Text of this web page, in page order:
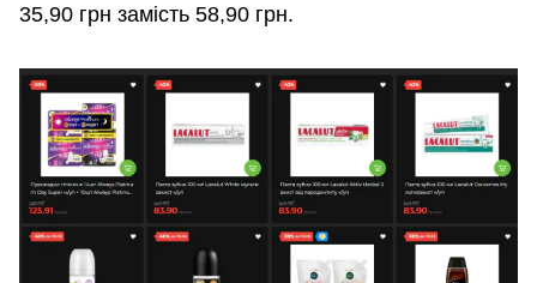
35,90 грн замість 58,90 грн.